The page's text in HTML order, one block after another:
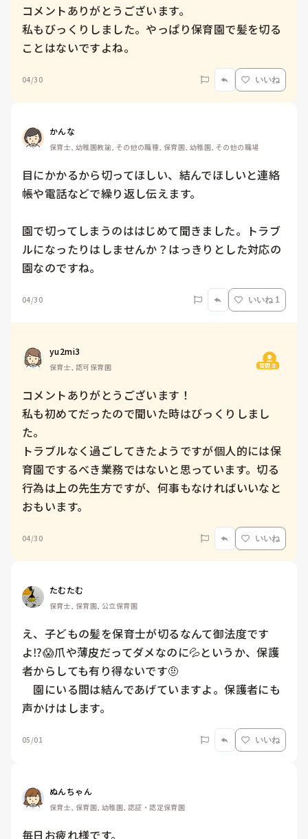
コメントありがとうございます。
私もびっくりしました。やっぱり保育園で髪を切る
ことはないですよね。
04/30 いいね
かんな
保育士, 幼稚園教諭, その他の職種, 保育園, 幼稚園, その他の職場
目にかかるから切ってほしい、結んでほしいと連絡
帳や電話などで繰り返し伝えます。
園で切ってしまうのははじめて聞きました。トラブ
ルになったりはしませんか？はっきりとした対応の
園なのですね。
04/30 いいね 1
yu2mi3
保育士, 認可保育園 質問主
コメントありがとうございます！
私も初めてだったので聞いた時はびっくりしまし
た。
トラブルなく過ごしてきたようですが個人的には保
育園でするべき業務ではないと思っています。切る
行為は上の先生方ですが、何事もなければいいなと
おもいます。
04/30 いいね
たむたむ
保育士, 保育園, 公立保育園
え、子どもの髪を保育士が切るなんて御法度です
よ⁉️😱爪や薄皮だってダメなのに💦というか、保護
者からしても有り得ないです🤨
園にいる間は結んであげていますよ。保護者にも
声かけはします。
05/01 いいね
ぬんちゃん
保育士, 保育園, 幼稚園, 認証・認定保育園
毎日お疲れ様です。